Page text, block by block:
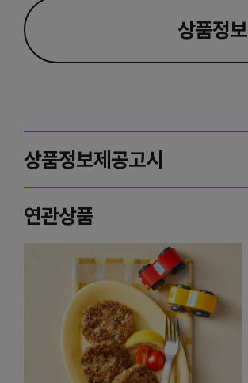
상품정보
상품정보제공고시
연관상품